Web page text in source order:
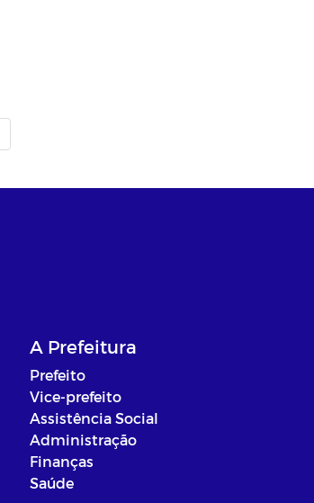
A Prefeitura
Prefeito
Vice-prefeito
Assistência Social
Administração
Finanças
Saúde